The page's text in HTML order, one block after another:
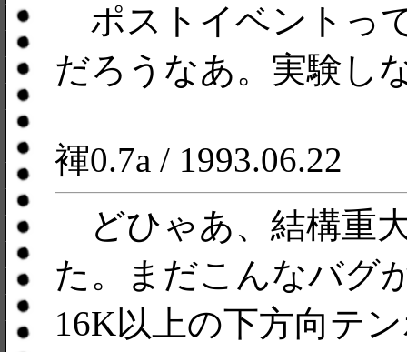
ポストイベントっ
だろうなあ。実験し
褌0.7a / 1993.06.22
どひゃあ、結構重
た。まだこんなバグ
16K以上の下方向テ